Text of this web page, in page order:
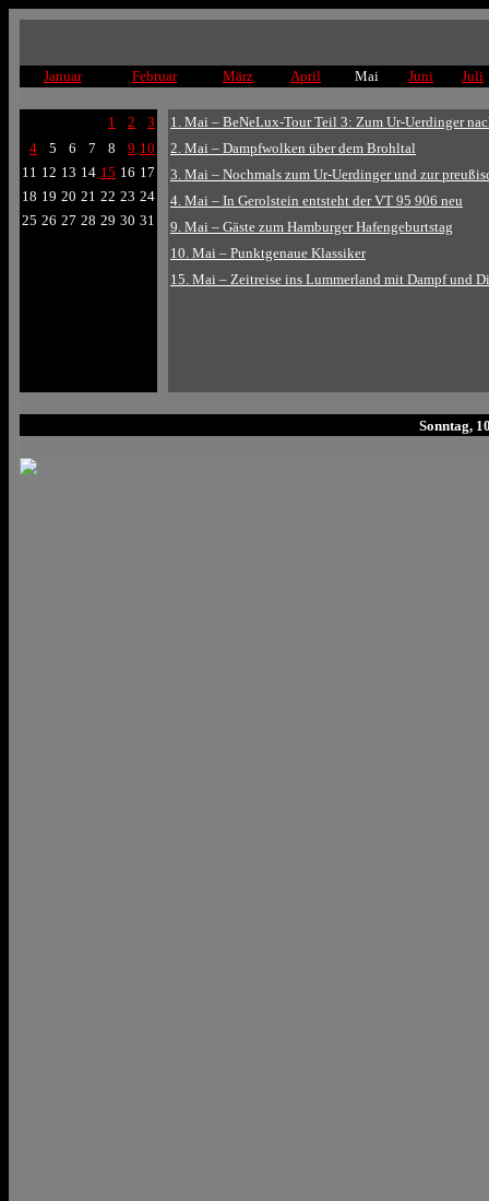
Januar Februar März April Mai Juni Juli
1 2
3
4
5 6 7 8 9 10
11 12 13 14 15 16 17
18 19 20 21 22 23 24
25 26 27 28 29 30 31
1. Mai – BeNeLux-Tour Teil 3: Zum Ur-Uerdinger
2. Mai – Dampfwolken über dem Brohltal
3. Mai – Nochmals zum Ur-Uerdinger und zur
4. Mai – In Gerolstein entsteht der VT 95 906 neu
9. Mai – Gäste zum Hamburger Hafengeburtstag
10. Mai – Punktgenaue Klassiker
15. Mai – Zeitreise ins Lummerland mit Dampf und
Sonntag,